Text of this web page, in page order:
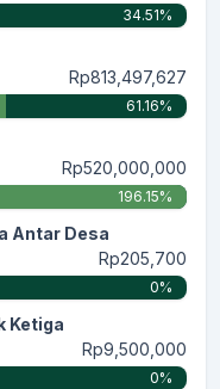
34.51%
Rp813,497,627
61.16%
Rp520,000,000
196.15%
Antar Desa
Rp205,700
0%
Ketiga
Rp9,500,000
0%